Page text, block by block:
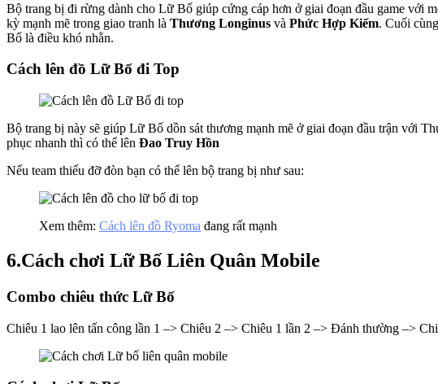
Bộ trang bị đi rừng dành cho Lữ Bố giúp cứng cáp hơn ở giai đoạn đầu game với
kỳ mạnh mẽ trong giao tranh là Thương Longinus và Phức Hợp Kiếm. Cuối
Bố là điều khó nhằn.
Cách lên đồ Lữ Bố đi Top
Bộ trang bị này sẽ giúp Lữ Bố dồn sát thương mạnh mẽ ở giai đoạn đầu trận với
phục nhanh thì có thể lên Đao Truy Hồn
Nếu team thiếu đỡ đòn bạn có thể lên bộ trang bị như sau:
Xem thêm: Cách lên đồ Ryoma đang rất mạnh
6.Cách chơi Lữ Bố Liên Quân Mobile
Combo chiêu thức Lữ Bố
Chiêu 1 lao lên tấn công lần 1 –> Chiêu 2 –> Chiêu 1 lần 2 –> Đánh thường –>